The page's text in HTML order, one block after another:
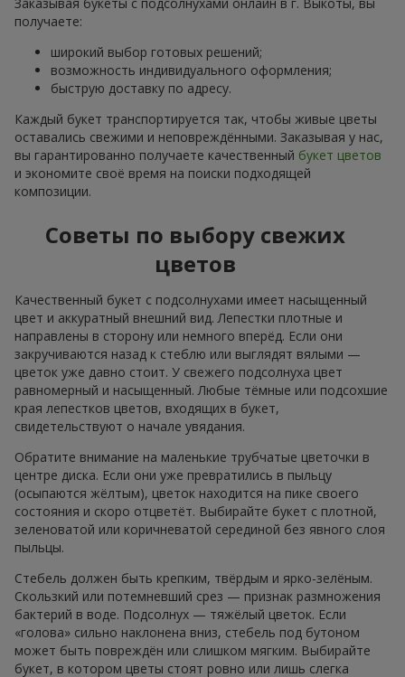
получаете:
широкий выбор готовых решений;
возможность индивидуального оформления;
быструю доставку по адресу.
Каждый букет транспортируется так, чтобы живые цветы
оставались свежими и неповреждёнными. Заказывая у нас,
вы гарантированно получаете качественный букет цветов
и экономите своё время на поиски подходящей
композиции.
Советы по выбору свежих
цветов
Качественный букет с подсолнухами имеет насыщенный
цвет и аккуратный внешний вид. Лепестки плотные и
направлены в сторону или немного вперёд. Если они
закручиваются назад к стеблю или выглядят вялыми —
цветок уже давно стоит. У свежего подсолнуха цвет
равномерный и насыщенный. Любые тёмные или подсохшие
края лепестков цветов, входящих в букет,
свидетельствуют о начале увядания.
Обратите внимание на маленькие трубчатые цветочки в
центре диска. Если они уже превратились в пыльцу
(осыпаются жёлтым), цветок находится на пике своего
состояния и скоро отцветёт. Выбирайте букет с плотной,
зеленоватой или коричневатой серединой без явного слоя
пыльцы.
Стебель должен быть крепким, твёрдым и ярко-зелёным.
Скользкий или потемневший срез — признак размножения
бактерий в воде. Подсолнух — тяжёлый цветок. Если
«голова» сильно наклонена вниз, стебель под бутоном
может быть повреждён или слишком мягким. Выбирайте
букет, в котором цветы стоят ровно или лишь слегка